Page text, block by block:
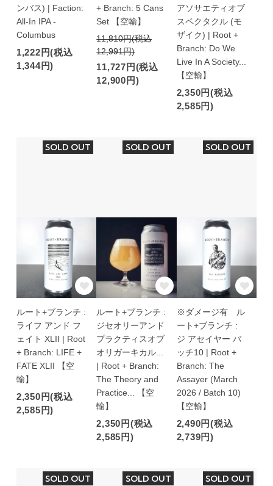
ンバス) | Faction:
All-In IPA -
Columbus
1,222円(税込
1,344円)
+ Branch: 5 Cans
Set 【空輸】
11,810円(税込
12,991円)
11,727円(税込
12,900円)
アソサエティオブ
スペクタクル (モ
ザイク) | Root +
Branch: Do We
Live In A Society...
【空輸】
2,350円(税込
2,585円)
SOLD OUT
ルート+ブランチ :
ライフ アンド フ
ェイト XLII | Root
+ Branch: LIFE +
FATE XLII 【空
輸】
2,350円(税込
2,585円)
SOLD OUT
ルート+ブランチ :
ジセオリーアンド
プラクティスオブ
オリガーキカル...
| Root + Branch:
The Theory and
Practice... 【空
輸】
2,350円(税込
2,585円)
SOLD OUT
※ダメージ有 ル
ート+ブランチ :
ジ アセイヤー バ
ッチ10 | Root +
Branch: The
Assayer (March
2026 / Batch 10)
【空輸】
2,490円(税込
2,739円)
SOLD OUT SOLD OUT SOLD OUT